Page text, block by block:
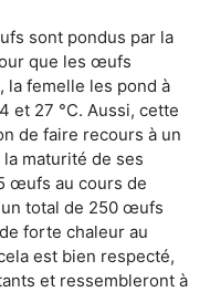
sont pondus par la
que les œufs
la femelle les pond à
et 27 °C. Aussi, cette
de faire recours à un
maturité de ses
œufs au cours de
total de 250 œufs
forte chaleur au
est bien respecté,
et ressembleront à